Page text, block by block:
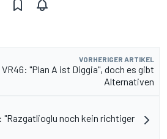
VORHERIGER ARTIKEL
"Plan A ist Diggia", doch es gibt
Alternativen
"Razgatlioglu noch kein richtiger